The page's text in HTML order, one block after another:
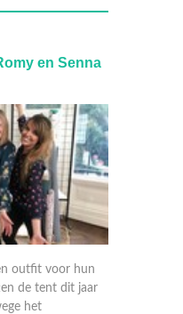
Britt en Kate
en Britt gaan al
de voetbal. Ze
Dus aan